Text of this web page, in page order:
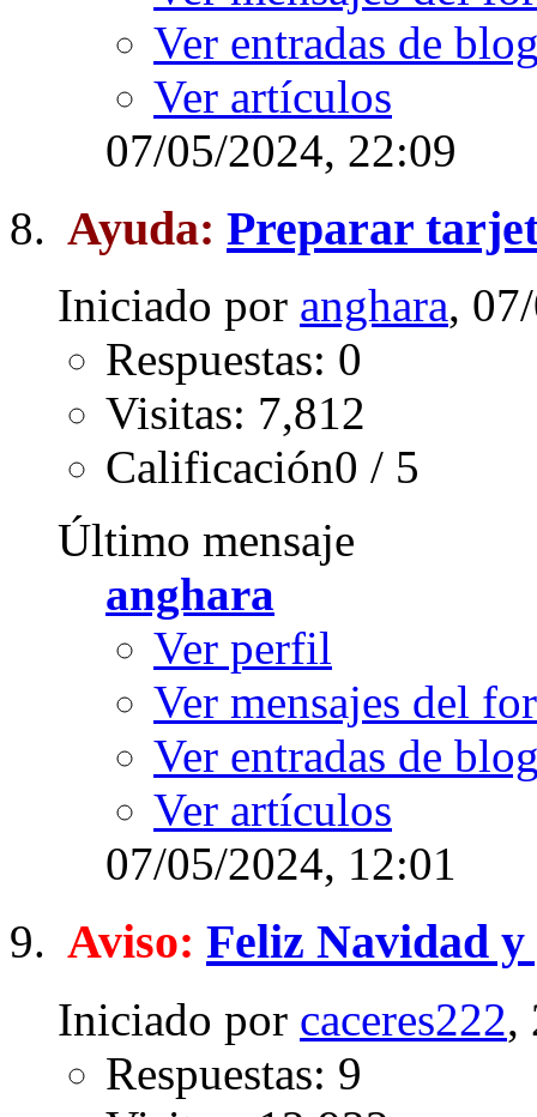
Ver entradas de
Ver artículos
07/05/2024, 22:09
Ayuda: Preparar
Iniciado por anghara,
Respuestas: 0
Visitas: 7,812
Calificación0 / 5
Último mensaje
anghara
Ver perfil
Ver mensajes del
Ver entradas de
Ver artículos
07/05/2024, 12:01
Aviso: Feliz Navidad
Iniciado por caceres222,
Respuestas: 9